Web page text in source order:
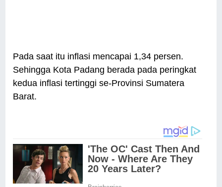
Pada saat itu inflasi mencapai 1,34 persen.
Sehingga Kota Padang berada pada peringkat
kedua inflasi tertinggi se-Provinsi Sumatera
Barat.